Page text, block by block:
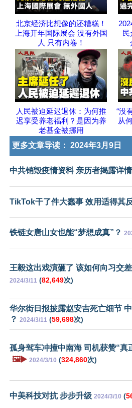
北京经济比想像的还糟糕！
上海开年国际展会 没有外国
人 只有内卷！
民
人民被迫延迟退休：为何推
迟享受养老福利？是因为养
老基金被挪用
“没
从
更多文章导读： 2024年3月9日
中共销毁疫情资料 亲历者揭露详情
TikTok干了件大蠢事 效用适得其反
铁链女唐山女也能“梦想成真”？
王毅这出戏演砸了 该如何向习交
2024/3/11 (82,649次)
华尔街日报披露赵安吉死亡细节
？ 2024/3/11 (59,698次)
孤身驾车冲撞中南海 司机获赞“真
🖼️▶️ 2024/3/10 (324,860次)
中美科技对抗 步步升级 2024/3/10 (